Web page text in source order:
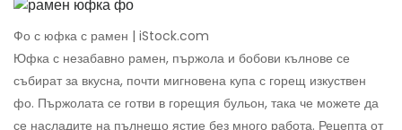
Фо с юфка с рамен | iStock.com
Юфка с незабавно рамен, пържола и бобови кълнове се
събират за вкусна, почти мигновена купа с горещ изкуствен
фо. Пържолата се готви в горещия бульон, така че можете да
се насладите на пълнещо ястие без много работа. Рецепта от